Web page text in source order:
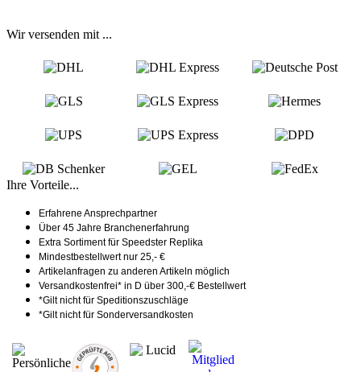
Wir versenden mit ...
Ihre Vorteile...
Erfahrene Ansprechpartner
Über 45 Jahre Branchenerfahrung
Extra Sortiment für Speedster Replika
Mindestbestellwert nur 25,- €
Artikelanfragen zu anderen Artikeln möglich
Versandkostenfrei* in D über 300,-€ Bestellwert
*Gilt nicht für Speditionszuschläge
*Gilt nicht für Sonderversandkosten